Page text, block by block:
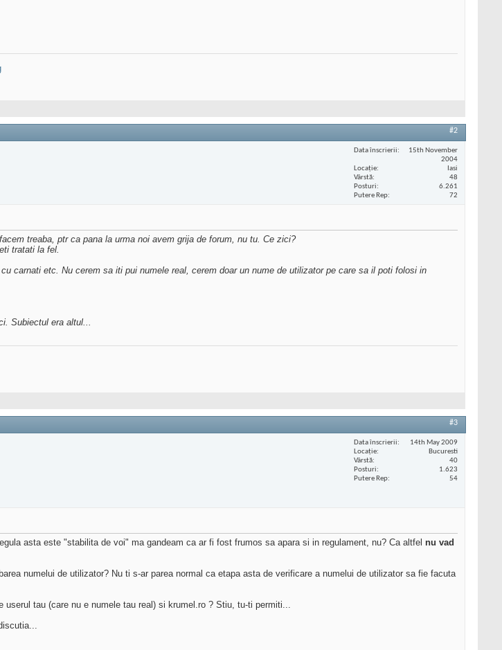
#2
Data înscrierii
15th November
2004
Locaţie
Iasi
Vârstă
48
Posturi
6.261
Putere Rep
72
treaba, ptr ca pana la urma noi avem grija de forum, nu tu. Ce zici?
tratati la fel.
carnati etc. Nu cerem sa iti pui numele real, cerem doar un nume de utilizator pe care sa il poti folosi in
Subiectul era altul...
#3
Data înscrierii
14th May 2009
Locaţie
Bucuresti
Vârstă
40
Posturi
1.623
Putere Rep
54
asta este "stabilita de voi" ma gandeam ca ar fi fost frumos sa apara si in regulament, nu? Ca altfel nu vad
numelui de utilizator? Nu ti s-ar parea normal ca etapa asta de verificare a numelui de utilizator sa fie facuta
tau (care nu e numele tau real) si krumel.ro ? Stiu, tu-ti permiti...